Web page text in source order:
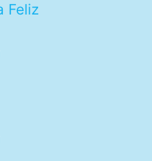
Feliz